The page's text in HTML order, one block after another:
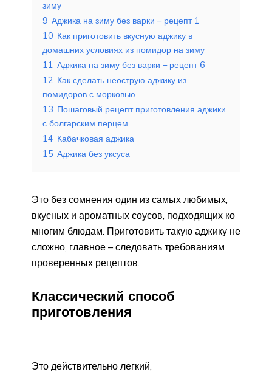
зиму
9 Аджика на зиму без варки – рецепт 1
10 Как приготовить вкусную аджику в
домашних условиях из помидор на зиму
11 Аджика на зиму без варки – рецепт 6
12 Как сделать неострую аджику из
помидоров с морковью
13 Пошаговый рецепт приготовления аджики
с болгарским перцем
14 Кабачковая аджика
15 Аджика без уксуса
Это без сомнения один из самых любимых,
вкусных и ароматных соусов, подходящих ко
многим блюдам. Приготовить такую аджику не
сложно, главное – следовать требованиям
проверенных рецептов.
Классический способ
приготовления
Это действительно легкий,